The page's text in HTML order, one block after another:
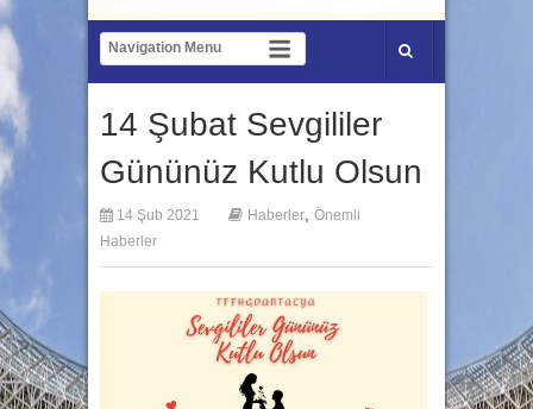
14 Şubat Sevgililer
Gününüz Kutlu Olsun
14 Şub 2021 Haberler, Önemli
Haberler